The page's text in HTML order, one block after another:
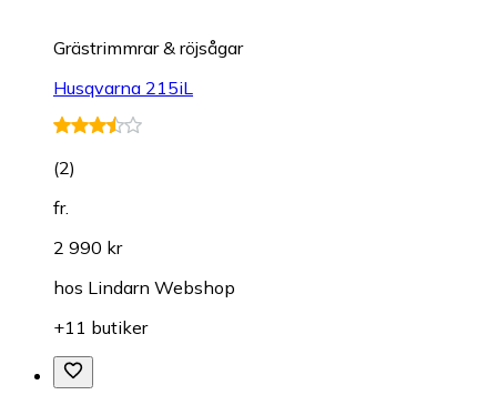
Grästrimmrar & röjsågar
Husqvarna 215iL
(2)
fr.
2 990 kr
hos Lindarn Webshop
+11 butiker